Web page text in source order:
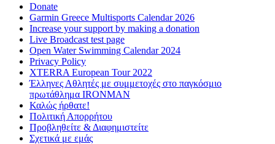
Donate
Garmin Greece Multisports Calendar 2026
Increase your support by making a donation
Live Broadcast test page
Open Water Swimming Calendar 2024
Privacy Policy
XTERRA European Tour 2022
Έλληνες Αθλητές με συμμετοχές στο παγκόσμιο
πρωτάθλημα IRONMAN
Καλώς ήρθατε!
Πολιτική Απορρήτου
Προβληθείτε & Διαφημιστείτε
Σχετικά με εμάς